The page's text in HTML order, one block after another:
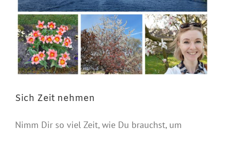
Sich Zeit nehmen
Nimm Dir so viel Zeit, wie Du brauchst, um